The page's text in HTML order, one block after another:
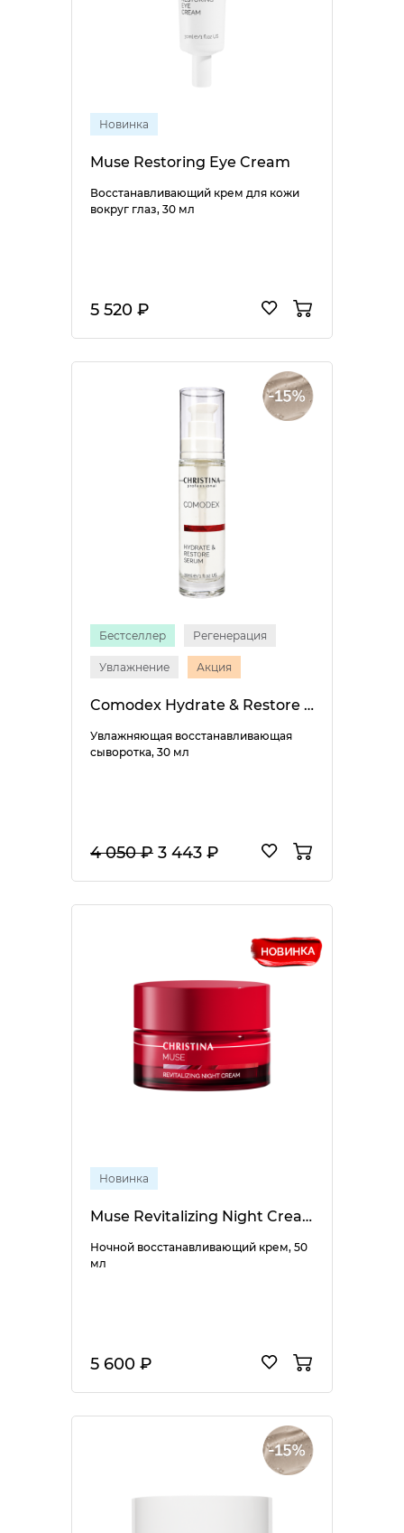
Новинка
Muse Restoring Eye Cream
Восстанавливающий крем для кожи
вокруг глаз, 30 мл
5 520 ₽
Бестселлер Регенерация
Увлажнение Акция
Comodex Hydrate & Restore Serum
Увлажняющая восстанавливающая
сыворотка, 30 мл
4 050 ₽ 3 443 ₽
Новинка
Muse Revitalizing Night Cream
Ночной восстанавливающий крем, 50
мл
5 600 ₽